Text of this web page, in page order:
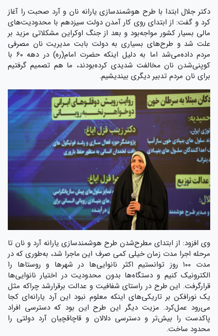
دکتر جلال ابتدا با طرح هوشمندسازی یارانه نان و آرد صحبت را آغاز
کرد و گفت: از ابتدای روی کار آمدن دولت سیزدهم با محدودیت‌های
مالی بسیار کشور مواجه‌بود و بعد از جنگ اوکراین مشکلاتی مزید بر
علت شد و طرح‌های بسیاری به دولت بابت مدیریت نان مصرفی
مردم داده‌می‌شد اما به دلیل اینکه حضرت امام(ره) در دهه ۶۰ با
کوپنی‌شدن نان مخالفت شدیدی کرده‌بودند، ما هم تصمیم گرفتیم
برای نان مردم تدبیر دیگری بیندیشیم.
وی افزود: از ابتدای مطرح‌شدن طرح هوشمندسازی یارانه آرد و نان تا
مرحله اجرا مدت زمان خیلی کمی صرف این ماجرا شد، به‌طوری که در
مدت ۱۰۰ روز توانستیم اکثر نانوایی‌ها در شهر‌ها و روستاها را
الکترونیک کنیم و دستگاه‌ها بدون محدودیت در اختیار نانوایی‌ها
قرارگرفت. این طرح در راستای شفافیت و عدالت برقرارشد چراکه مثل
یک نورافکن بر تاریکی‌های اینکه معلوم نبود این آرد یارانه‌ای کجا
می‌رود عمل‌کرد. مزیت دیگر این طرح این بود که دسترسی افراد
پاکدست را بیش‌تر و دسترسی دلالان و قاچاقچیان آرد دولتی را
محدود ساخت.